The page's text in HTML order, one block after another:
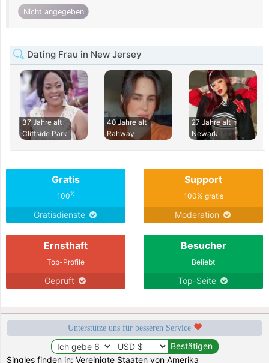
Nicht angegeben
Dating Frau in New Jersey
37 Jahre alt
Cliffside Park
40 Jahre alt
Rahway
27 Jahre alt
Newark
Gratis
100%
Gratisdienste
Support
100% gratis
Moderation
Ernsthaft
Top-Profile
Geprüft
Besucher
Beliebt
Top-Seite
Unterstütze uns für besseren Service
Singles finden in: Vereinigte Staaten von Amerika